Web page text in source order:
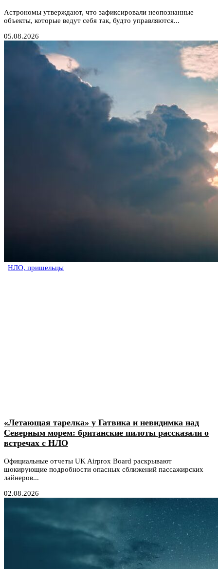
Астрономы утверждают, что зафиксировали неопознанные
объекты, которые ведут себя так, будто управляются...
05.08.2026
НЛО, пришельцы
«Летающая тарелка» у Гатвика и невидимка над
Северным морем: британские пилоты рассказали о
встречах с НЛО
Официальные отчеты UK Airprox Board раскрывают
шокирующие подробности опасных сближений пассажирских
лайнеров...
02.08.2026